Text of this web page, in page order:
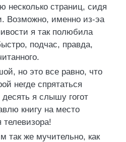
несколько страниц, сидя
Возможно, именно из-эа
я так полюбила
подчас, правда,
но это все равно, что
негде спрятаться
я слышу гогот
книгу на место
так же мучительно, как